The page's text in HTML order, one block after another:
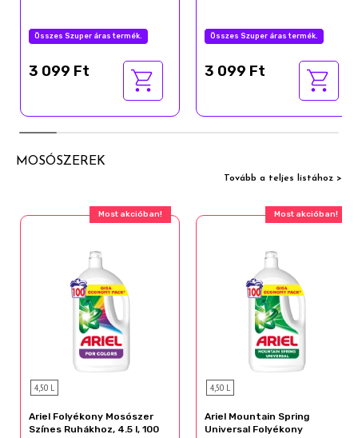
Összes Szuper áras termék.
3 099 Ft
Összes Szuper áras termék.
3 099 Ft
MOSÓSZEREK
Tovább a teljes listához >
Most akcióban!
4,50 L
Ariel Folyékony Mosószer
Színes Ruhákhoz, 4.5 l, 100
Most akcióban!
4,50 L
Ariel Mountain Spring
Universal Folyékony